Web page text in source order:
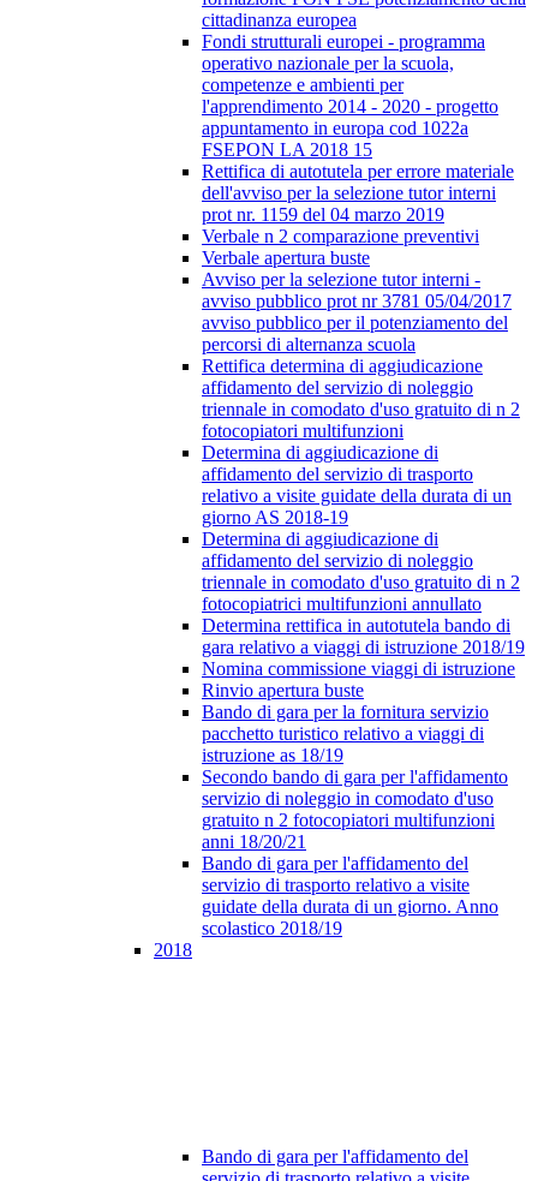
cittadinanza europea
Fondi strutturali europei - programma
operativo nazionale per la scuola,
competenze e ambienti per
l'apprendimento 2014 - 2020 - progetto
appuntamento in europa cod 1022a
FSEPON LA 2018 15
Rettifica di autotutela per errore materiale
dell'avviso per la selezione tutor interni
prot nr. 1159 del 04 marzo 2019
Verbale n 2 comparazione preventivi
Verbale apertura buste
Avviso per la selezione tutor interni -
avviso pubblico prot nr 3781 05/04/2017
avviso pubblico per il potenziamento del
percorsi di alternanza scuola
Rettifica determina di aggiudicazione
affidamento del servizio di noleggio
triennale in comodato d'uso gratuito di n 2
fotocopiatori multifunzioni
Determina di aggiudicazione di
affidamento del servizio di trasporto
relativo a visite guidate della durata di un
giorno AS 2018-19
Determina di aggiudicazione di
affidamento del servizio di noleggio
triennale in comodato d'uso gratuito di n 2
fotocopiatrici multifunzioni annullato
Determina rettifica in autotutela bando di
gara relativo a viaggi di istruzione 2018/19
Nomina commissione viaggi di istruzione
Rinvio apertura buste
Bando di gara per la fornitura servizio
pacchetto turistico relativo a viaggi di
istruzione as 18/19
Secondo bando di gara per l'affidamento
servizio di noleggio in comodato d'uso
gratuito n 2 fotocopiatori multifunzioni
anni 18/20/21
Bando di gara per l'affidamento del
servizio di trasporto relativo a visite
guidate della durata di un giorno. Anno
scolastico 2018/19
2018
Bando di gara per l'affidamento del